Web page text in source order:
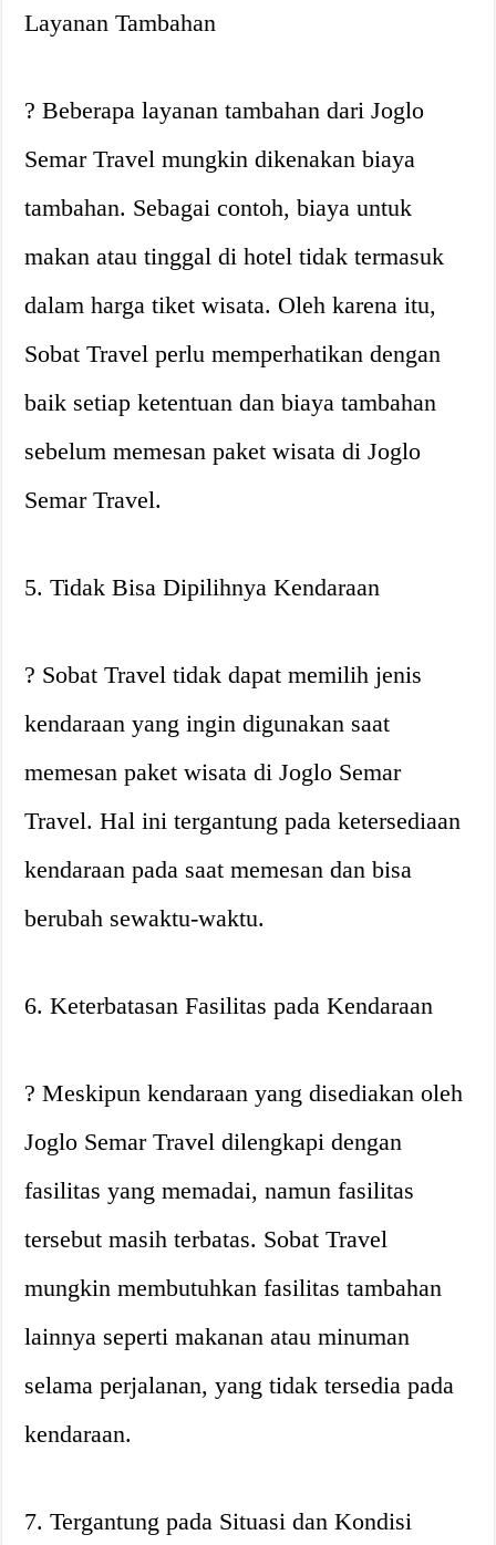
Layanan Tambahan
? Beberapa layanan tambahan dari Joglo
Semar Travel mungkin dikenakan biaya
tambahan. Sebagai contoh, biaya untuk
makan atau tinggal di hotel tidak termasuk
dalam harga tiket wisata. Oleh karena itu,
Sobat Travel perlu memperhatikan dengan
baik setiap ketentuan dan biaya tambahan
sebelum memesan paket wisata di Joglo
Semar Travel.
5. Tidak Bisa Dipilihnya Kendaraan
? Sobat Travel tidak dapat memilih jenis
kendaraan yang ingin digunakan saat
memesan paket wisata di Joglo Semar
Travel. Hal ini tergantung pada ketersediaan
kendaraan pada saat memesan dan bisa
berubah sewaktu-waktu.
6. Keterbatasan Fasilitas pada Kendaraan
? Meskipun kendaraan yang disediakan oleh
Joglo Semar Travel dilengkapi dengan
fasilitas yang memadai, namun fasilitas
tersebut masih terbatas. Sobat Travel
mungkin membutuhkan fasilitas tambahan
lainnya seperti makanan atau minuman
selama perjalanan, yang tidak tersedia pada
kendaraan.
7. Tergantung pada Situasi dan Kondisi